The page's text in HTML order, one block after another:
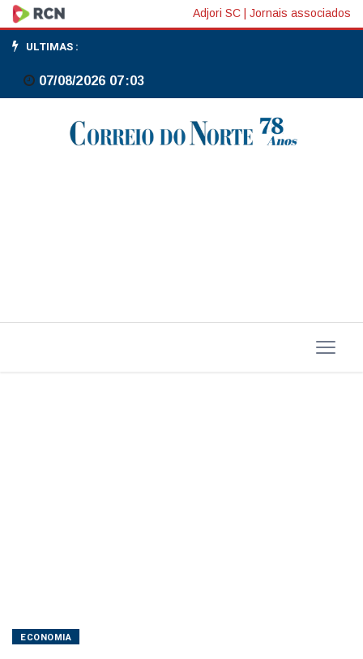
EUA:
Navarro
critica
possibilidade
BYD
Adjori SC Jornais associados
ULTIMAS :
07/08/2026 07:03
ECONOMIA